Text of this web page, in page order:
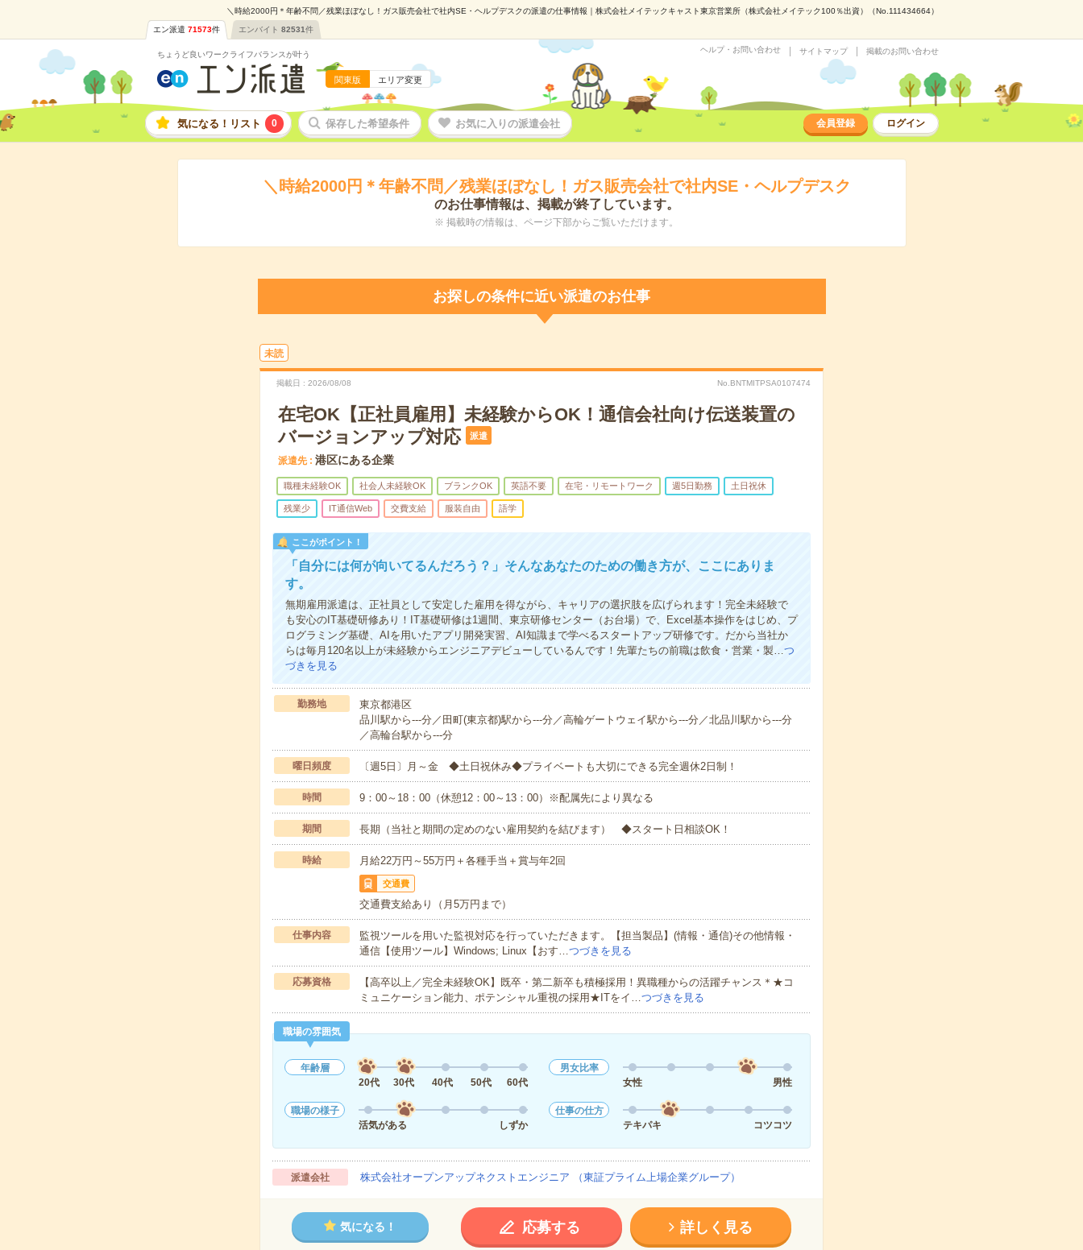
＼時給2000円＊年齢不問／残業ほぼなし！ガス販売会社で社内SE・ヘルプデスクの派遣の仕事情報｜株式会社メイテックキャスト東京営業所（株式会社メイテック100％出資）（No.111434664）
エン派遣 71573件 エンバイト 82531件
ちょうど良いワークライフバランスが叶う
関東版 エリア変更
ヘルプ・お問い合わせ サイトマップ 掲載のお問い合わせ
気になる！リスト 0 保存した希望条件 お気に入りの派遣会社 会員登録 ログイン
＼時給2000円＊年齢不問／残業ほぼなし！ガス販売会社で社内SE・ヘルプデスク
のお仕事情報は、掲載が終了しています。
※ 掲載時の情報は、ページ下部からご覧いただけます。
お探しの条件に近い派遣のお仕事
未読
掲載日 2026/08/08 No.BNTMITPSA0107474
在宅OK【正社員雇用】未経験からOK！通信会社向け伝送装置の
バージョンアップ対応
派遣
派遣先 港区にある企業
職種未経験OK 社会人未経験OK ブランクOK 英語不要 在宅・リモートワーク 週5日勤務 土日祝休
残業少 IT通信Web 交費支給 服装自由 語学
ここがポイント！
「自分には何が向いてるんだろう？」そんなあなたのための働き方が、ここにありま
す。
無期雇用派遣は、正社員として安定した雇用を得ながら、キャリアの選択肢を広げられます！完全未経験で
も安心のIT基礎研修あり！IT基礎研修は1週間、東京研修センター（お台場）で、Excel基本操作をはじめ、プ
ログラミング基礎、AIを用いたアプリ開発実習、AI知識まで学べるスタートアップ研修です。だから当社か
らは毎月120名以上が未経験からエンジニアデビューしているんです！先輩たちの前職は飲食・営業・製…つ
づきを見る
勤務地
東京都港区
品川駅から---分／田町(東京都)駅から---分／高輪ゲートウェイ駅から---分／北品川駅から---分
／高輪台駅から---分
曜日頻度 〔週5日〕月～金 ◆土日祝休み◆プライベートも大切にできる完全週休2日制！
時間 9：00～18：00（休憩12：00～13：00）※配属先により異なる
期間 長期（当社と期間の定めのない雇用契約を結びます） ◆スタート日相談OK！
時給 月給22万円～55万円＋各種手当＋賞与年2回
交通費
交通費支給あり（月5万円まで）
仕事内容
監視ツールを用いた監視対応を行っていただきます。【担当製品】(情報・通信)その他情報・
通信【使用ツール】Windows; Linux【おす…つづきを見る
応募資格
【高卒以上／完全未経験OK】既卒・第二新卒も積極採用！異職種からの活躍チャンス＊★コ
ミュニケーション能力、ポテンシャル重視の採用★ITをイ…つづきを見る
職場の雰囲気
年齢層
20代
30代 40代 50代 60代
男女比率
女性
男性
職場の様子
活気がある
しずか
仕事の仕方
テキパキ
コツコツ
派遣会社 株式会社オープンアップネクストエンジニア （東証プライム上場企業グループ）
気になる！ 応募する 詳しく見る